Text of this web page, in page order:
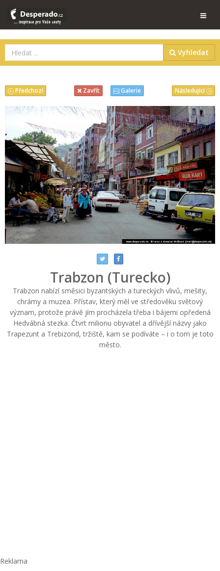
Vyhledat
Následující
Předchozí Zavřít Galerie
Trabzon (Turecko)
Trabzon nabízí směsici byzantských a tureckých vlivů, mešity,
chrámy a muzea. Přístav, který měl ve středověku světový
význam, protože právě jím procházela třeba i bájemi opředená
Hedvábná stezka. Čtvrt milionu obyvatel a dřívější názvy jako
Trapezunt a Trebizond, tržiště, kam se podíváte – i o tom je toto
město.
Reklama